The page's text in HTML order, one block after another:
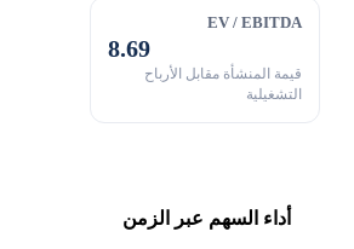
EV / EBITDA
8.69
قيمة المنشأة مقابل الأرباح
التشغيلية
أداء السهم عبر الزمن